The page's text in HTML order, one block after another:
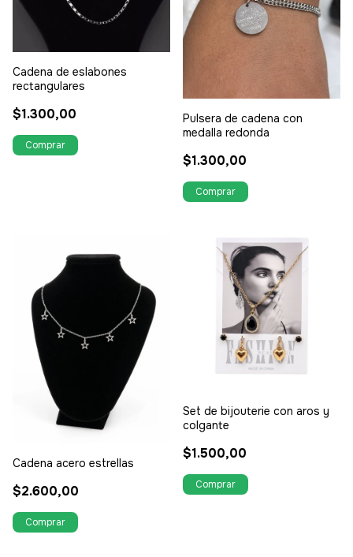
Cadena de eslabones
rectangulares
$1.300,00
Pulsera de cadena con
medalla redonda
$1.300,00
Cadena acero estrellas
$2.600,00
Set de bijouterie con aros y
colgante
$1.500,00